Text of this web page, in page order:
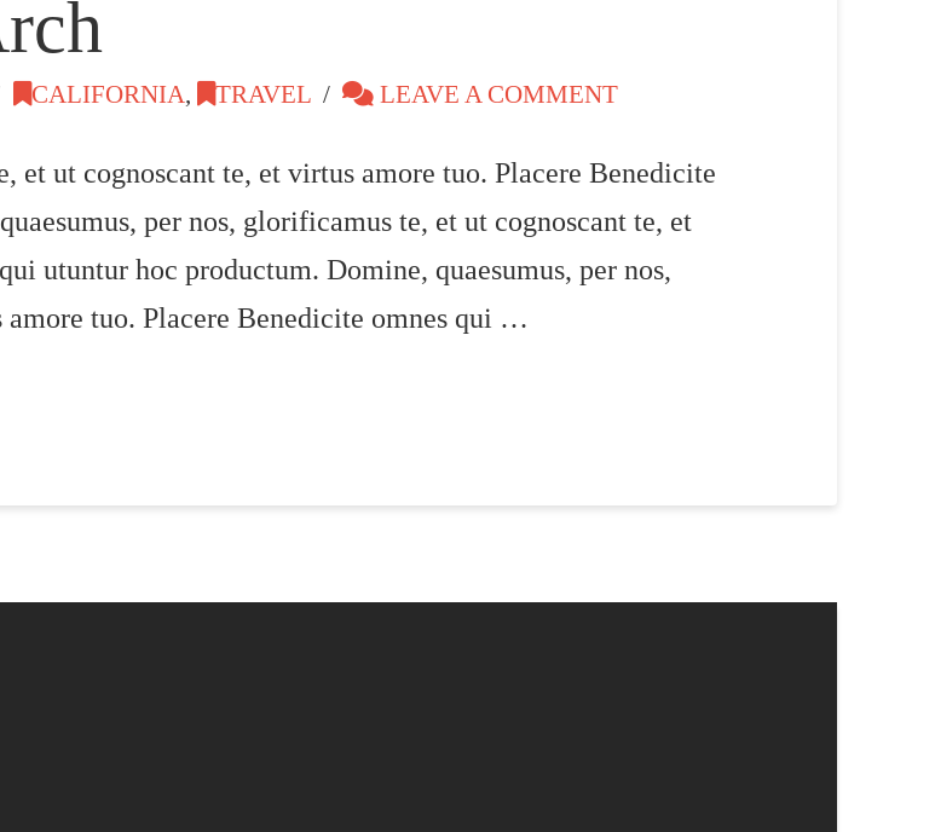
CALIFORNIA, TRAVEL LEAVE A COMMENT
et ut cognoscant te, et virtus amore tuo. Placere Benedicite
per nos, glorificamus te, et ut cognoscant te, et
utuntur hoc productum. Domine, quaesumus, per nos,
tuo. Placere Benedicite omnes qui …